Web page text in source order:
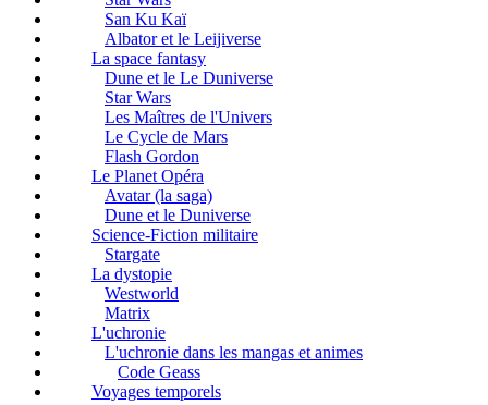
San Ku Kaï
Albator et le Leijiverse
La space fantasy
Dune et le Le Duniverse
Star Wars
Les Maîtres de l'Univers
Le Cycle de Mars
Flash Gordon
Le Planet Opéra
Avatar (la saga)
Dune et le Duniverse
Science-Fiction militaire
Stargate
La dystopie
Westworld
Matrix
L'uchronie
L'uchronie dans les mangas et animes
Code Geass
Voyages temporels